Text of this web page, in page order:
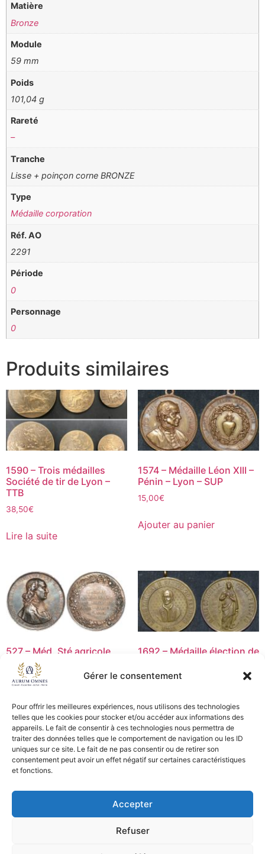
Gérer le consentement
Pour offrir les meilleures expériences, nous utilisons des technologies
telles que les cookies pour stocker et/ou accéder aux informations des
appareils. Le fait de consentir à ces technologies nous permettra de
traiter des données telles que le comportement de navigation ou les ID
uniques sur ce site. Le fait de ne pas consentir ou de retirer son
consentement peut avoir un effet négatif sur certaines caractéristiques
et fonctions.
Accepter
Refuser
Matière
Bronze
Module
59 mm
Poids
101,04 g
Rareté
–
Tranche
Lisse + poinçon corne BRONZE
Type
Médaille corporation
Réf. AO
2291
Période
0
Personnage
0
Produits similaires
1590 – Trois médailles
Société de tir de Lyon –
TTB
38,50€
Lire la suite
1574 – Médaille Léon XIII –
Pénin – Lyon – SUP
15,00€
Ajouter au panier
527 – Méd. Sté agricole
Lyon p.ab – SUP
45,00€
Lire la suite
1692 – Médaille élection de
15,00€
Ajouter au panier
CGV - CGL
Copyright © 2026 Aurum Omnes